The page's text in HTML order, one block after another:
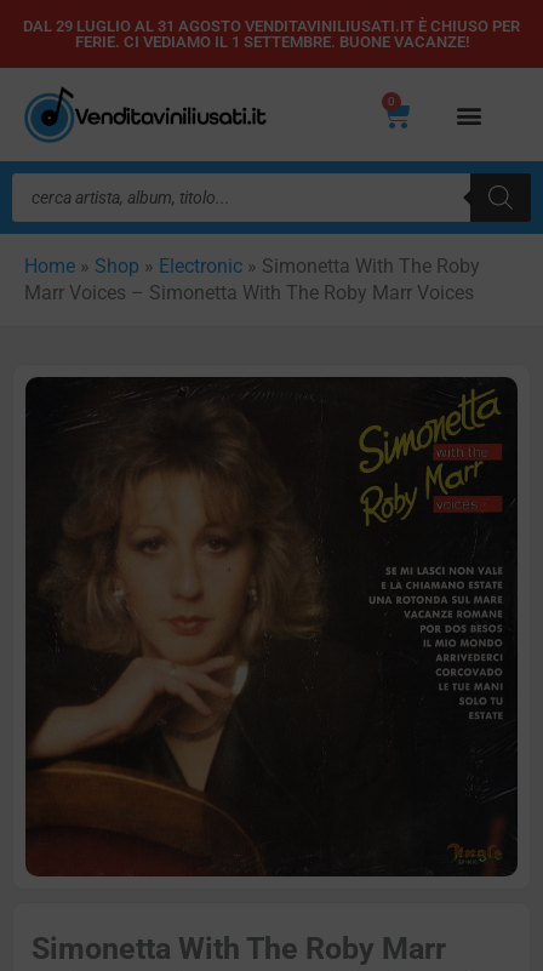
Vai
contenuto
DAL 29 LUGLIO AL 31 AGOSTO VENDITAVINILIUSATI.IT È CHIUSO PER
FERIE. CI VEDIAMO IL 1 SETTEMBRE. BUONE VACANZE!
0
Carrello
Ricerca
prodotti
Home » Shop » Electronic » Simonetta With The Roby
Marr Voices – Simonetta With The Roby Marr Voices
Simonetta With The Roby Marr